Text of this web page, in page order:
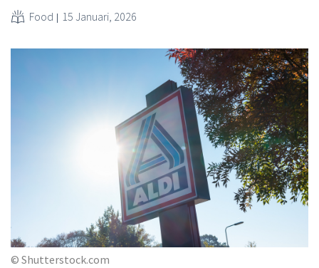
Food 15 Januari, 2026
© Shutterstock.com